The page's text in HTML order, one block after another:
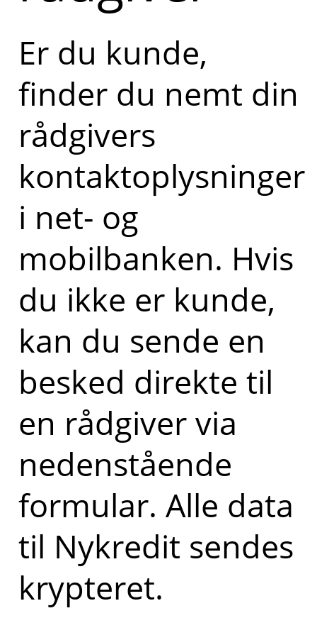
Er du kunde,
finder du nemt din
rådgivers
kontaktoplysninger
i net- og
mobilbanken. Hvis
du ikke er kunde,
kan du sende en
besked direkte til
en rådgiver via
nedenstående
formular. Alle data
til Nykredit sendes
krypteret.